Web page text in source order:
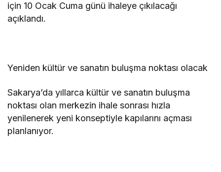
için 10 Ocak Cuma günü ihaleye çıkılacağı
açıklandı.
Yeniden kültür ve sanatın buluşma noktası olacak
Sakarya’da yıllarca kültür ve sanatın buluşma
noktası olan merkezin ihale sonrası hızla
yenilenerek yeni konseptiyle kapılarını açması
planlanıyor.